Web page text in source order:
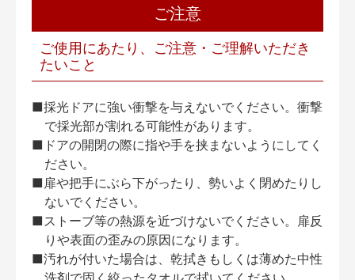
ご注意
ご使用にあたり、ご注意・ご理解いただき
たいこと
■採光ドアに強い衝撃を与えないでください。衝撃
で採光部が割れる可能性があります。
■ドアの開閉の際に指や手を挟まないようにしてく
ださい。
■扉や把手にぶら下がったり、勢いよく閉めたりし
ないでください。
■ストーブ等の熱源を近づけないでください。扉反
りや表面の歪みの原因になります。
■汚れが付いた場合は、乾拭きもしくは薄めた中性